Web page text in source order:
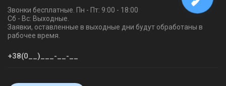
Звонки бесплатные. Пн - Пт: 9:00 - 18:00
Сб - Вс: Выходные.
Заявки, оставленные в выходные дни будут обработаны в
рабочее время.